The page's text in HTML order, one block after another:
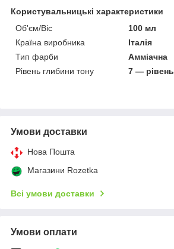
Користувальницькі характеристики
Об'єм/Віс
100 мл
Країна виробника
Італія
Тип фарби
Амміачна
Рівень глибини тону
7 — рівень
Умови доставки
Нова Пошта
Магазини Rozetka
Всі умови доставки
Умови оплати